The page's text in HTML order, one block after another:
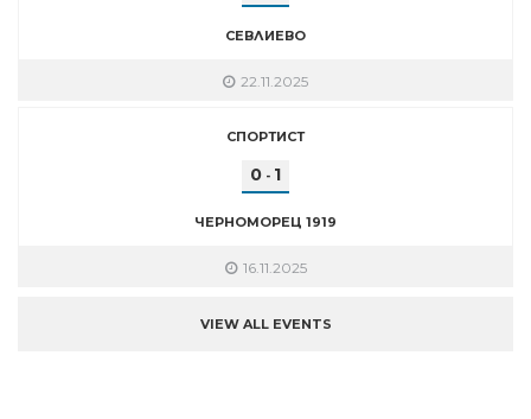
СЕВЛИЕВО
22.11.2025
СПОРТИСТ
0 - 1
ЧЕРНОМОРЕЦ 1919
16.11.2025
VIEW ALL EVENTS